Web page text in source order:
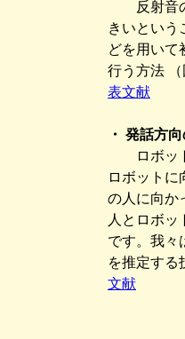
反射音の
きいという
どを用いて
行う方法
表文献
・ 発話方
ロボット
ロボットに
の人に向か
人とロボッ
です。我々
を推定す
文献